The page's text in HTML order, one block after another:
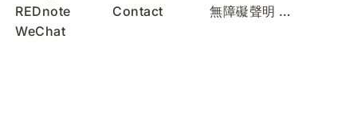
REDnote
WeChat
Contact
無障礙聲明 Accessibility Statement